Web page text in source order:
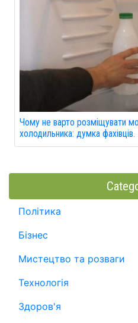
Чому не варто розміщувати
холодильника: думка фахівців.
Політика
Бізнес
Мистецтво та розваги
Технологія
Здоров'я